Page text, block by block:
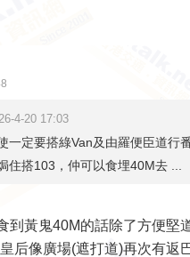
4-20 17:03
一定要搭綠Van及由羅便臣道行番
住搭103，仲可以食埋40M去 ...
到黃鬼40M的話除了方便堅
后像廣場(遮打道)再次有返